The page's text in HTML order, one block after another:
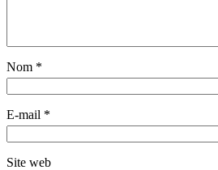
Nom *
E-mail *
Site web